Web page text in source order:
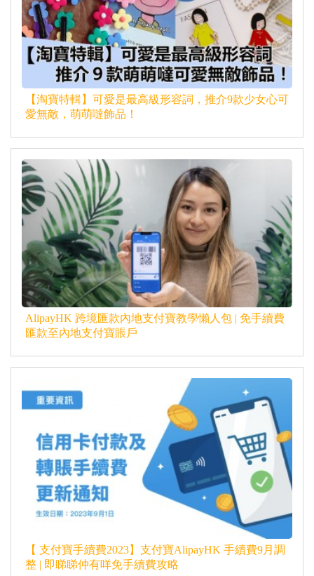
【淘寶特輯】可愛是最高級形容詞，推介9款少女心可
愛無敵，萌萌噠飾品！
AlipayHK 跨境匯款內地支付寶教學懶人包 | 免手續費
匯款至內地支付寶賬戶
【 支付寶手續費2023】支付寶AlipayHK 手續費9月調
整 | 即睇睇仲有咩免手續費攻略